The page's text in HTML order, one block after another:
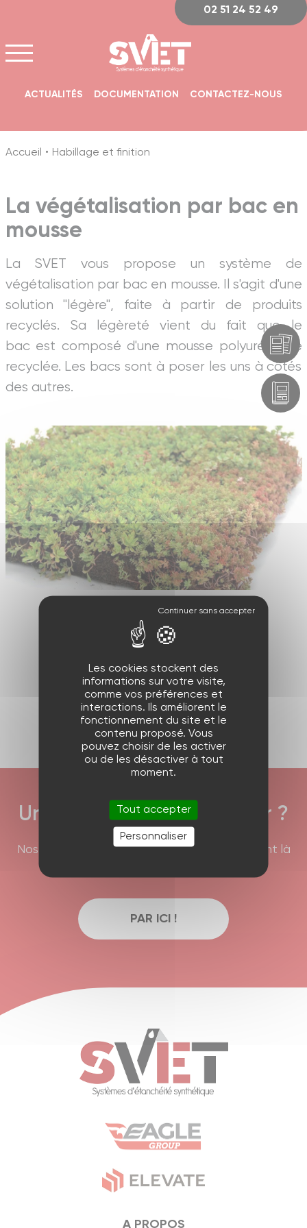
ACTUALITÉS DOCUMENTATION CONTACTEZ-NOUS
02 51 24 52 49
Accueil Habillage et finition
La végétalisation par bac en
mousse
La SVET vous propose un système de
végétalisation par bac en mousse. Il s'agit d'une
solution "légère", faite à partir de produits
recyclés. Sa légèreté vient du fait que le
bac est composé d'une mousse polyuréthane
recyclée. Les bacs sont à poser les uns à côtés
des autres.
Produit précédent
Produit suivant
Une question à nous poser ?
Nos équipes commerciales et techniques sont là
PAR ICI !
A PROPOS
Les cookies stockent des
informations sur votre visite,
comme vos préférences et
interactions. Ils améliorent le
fonctionnement du site et le
contenu proposé. Vous
pouvez choisir de les activer
ou de les désactiver à tout
moment.
Tout accepter
Personnaliser